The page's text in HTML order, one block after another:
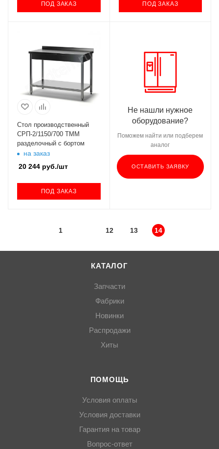
ПОД ЗАКАЗ ПОД ЗАКАЗ
Стол производственный
СРП-2/1150/700 ТММ
разделочный с бортом
на заказ
20 244 руб./шт
ПОД ЗАКАЗ
Не нашли нужное
оборудование?
Поможем найти или подберем
аналог
ОСТАВИТЬ ЗАЯВКУ
1 12 13 14
КАТАЛОГ
Запчасти
Фабрики
Новинки
Распродажи
Хиты
ПОМОЩЬ
Условия оплаты
Условия доставки
Гарантия на товар
Вопрос-ответ